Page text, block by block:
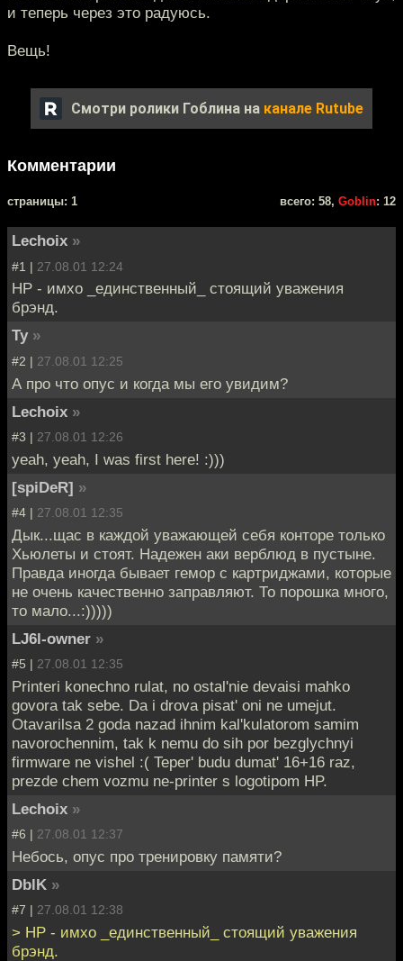
и теперь через это радуюсь.
Вещь!
Смотри ролики Гоблина на канале Rutube
Комментарии
cтраницы: 1 всего: 58, Goblin: 12
Lechoix »
#1 | 27.08.01 12:24
HP - имхо _единственный_ стоящий уважения
брэнд.
Ту »
#2 | 27.08.01 12:25
А про что опус и когда мы его увидим?
Lechoix »
#3 | 27.08.01 12:26
yeah, yeah, I was first here! :)))
[spiDeR] »
#4 | 27.08.01 12:35
Дык...щас в каждой уважающей себя конторе только
Хьюлеты и стоят. Надежен аки верблюд в пустыне.
Правда иногда бывает гемор с картриджами, которые
не очень качественно заправляют. То порошка много,
то мало...:)))))
LJ6l-owner »
#5 | 27.08.01 12:35
Printeri konechno rulat, no ostal'nie devaisi mahko
govora tak sebe. Da i drova pisat' oni ne umejut.
Otavarilsa 2 goda nazad ihnim kal'kulatorom samim
navorochennim, tak k nemu do sih por bezglychnyi
firmware ne vishel :( Teper' budu dumat' 16+16 raz,
prezde chem vozmu ne-printer s logotipom HP.
Lechoix »
#6 | 27.08.01 12:37
Небось, опус про тренировку памяти?
DblK »
#7 | 27.08.01 12:38
> HP - имхо _единственный_ стоящий уважения
брэнд.